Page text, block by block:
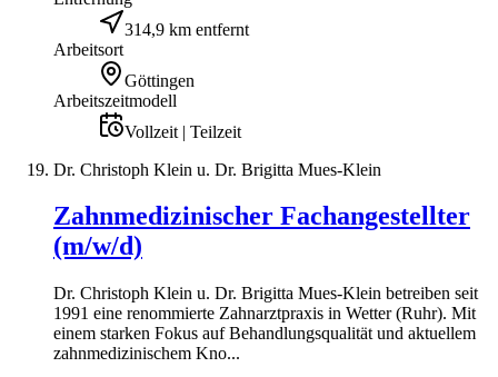
314,9 km entfernt
Arbeitsort
Göttingen
Arbeitszeitmodell
Vollzeit | Teilzeit
Dr. Christoph Klein u. Dr. Brigitta Mues-Klein
Zahnmedizinischer Fachangestellter
(m/w/d)
Dr. Christoph Klein u. Dr. Brigitta Mues-Klein betreiben seit
1991 eine renommierte Zahnarztpraxis in Wetter (Ruhr). Mit
einem starken Fokus auf Behandlungsqualität und aktuellem
zahnmedizinischem Kno...